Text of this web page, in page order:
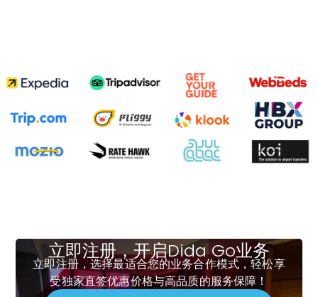
立即注册，开启Dida Go业务
立即注册，选择最适合您的业务合作模式，轻松享
受独家直签优惠价格与高品质的服务保障！